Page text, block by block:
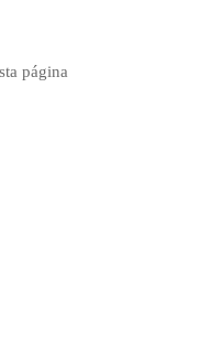
página